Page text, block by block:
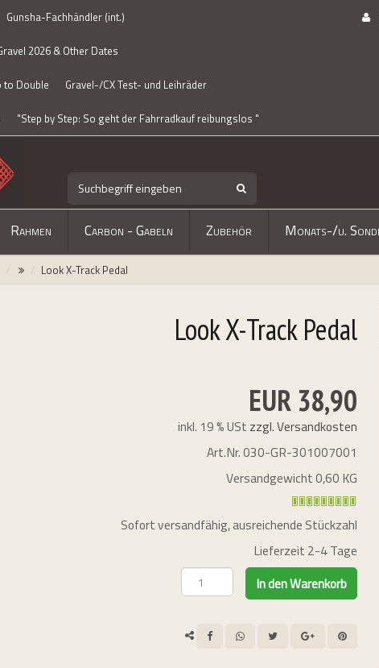
Gunsha-Fachhändler (int.)
2026 & Other Dates
to Double Gravel-/CX Test- und Leihräder
"Step by Step: So geht der Fahrradkauf reibungslos "
Rahmen Carbon - Gabeln Zubehör Monats-/u.
Look X-Track Pedal
Look X-Track Pedal
EUR 38,90
inkl. 19 % USt zzgl. Versandkosten
Art.Nr.030-GR-301007001
Versandgewicht 0,60 KG
Sofort versandfähig, ausreichende Stückzahl
Lieferzeit 2-4 Tage